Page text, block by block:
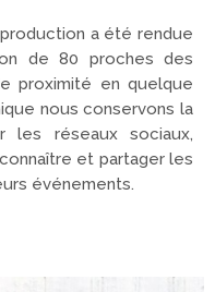
a été rendue
de 80 proches des
proximité en quelque
nous conservons la
les réseaux sociaux,
et partager les
événements.